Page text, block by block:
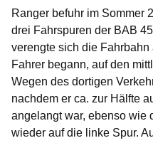
Ranger befuhr im Sommer
drei Fahrspuren der BAB
verengte sich die
Fahrer begann, auf den
Wegen des dortigen
nachdem er ca. zur Hälfte
angelangt war, ebenso wie
wieder auf die linke Spur.